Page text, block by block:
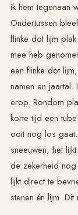
ik hem tegenaan
Ondertussen
flinke dot lijm
mee heb
een flinke dot
namen en jaartal.
erop. Rondom
korte tijd een
ooit nog los
sneeuwen, het
de zekerheid
lijkt direct te
stenen én lijm.